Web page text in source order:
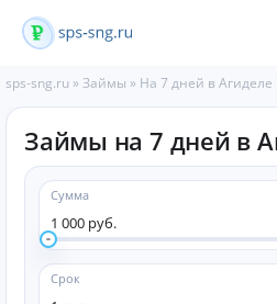
sps-sng.ru »Займы » На 7 дней в Агиделе
Займы на 7 дней в
Сумма
1 000 руб.
Срок